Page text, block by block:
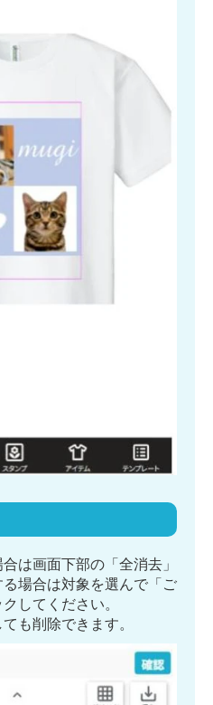
は画面下部の「全消去」
場合は対象を選んで「ご
してください。
も削除できます。